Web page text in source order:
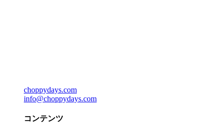
choppydays.com
info@choppydays.com
コンテンツ